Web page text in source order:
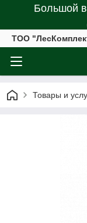
Большой
ТОО
Товары и